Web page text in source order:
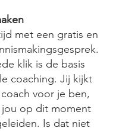
met een gratis en
klik is de basis
coaching. Jij kijkt
voor je ben,
op dit moment
Is dat niet